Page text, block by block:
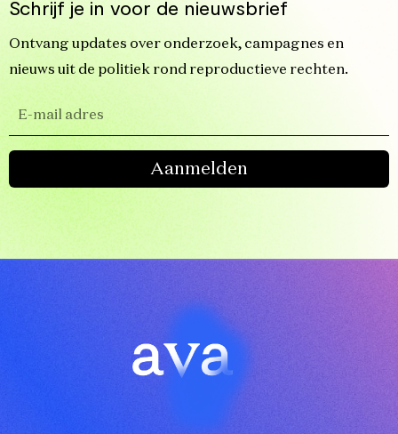
Schrijf je in voor de nieuwsbrief
Ontvang updates over onderzoek, campagnes en
nieuws uit de politiek rond reproductieve rechten.